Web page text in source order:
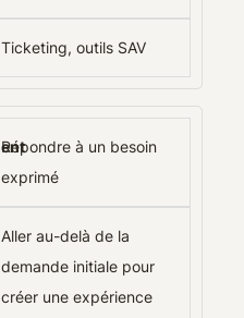
Ticketing, outils SAV
Répondre à un besoin
exprimé
Aller au-delà de la
demande initiale pour
créer une expérience